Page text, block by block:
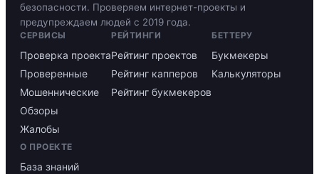
безопасности. Проверяем интернет-проекты и
предупреждаем людей с 2019 года.
СЕРВИСЫ
Проверка проекта
Проверенные
Мошеннические
Обзоры
Жалобы
РЕЙТИНГИ
Рейтинг проектов
Рейтинг капперов
Рейтинг букмекеров
БЕТТЕРУ
Букмекеры
Калькуляторы
О ПРОЕКТЕ
База знаний